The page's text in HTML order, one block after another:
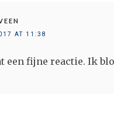
AT 11:38
een fijne reactie. Ik